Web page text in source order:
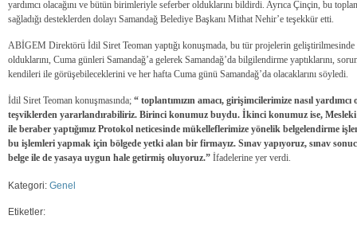
yardımcı olacağını ve bütün birimleriyle seferber olduklarını bildirdi. Ayrıca Çinçin, bu
sağladığı desteklerden dolayı Samandağ Belediye Başkanı Mithat Nehir’e teşekkür etti.
ABİGEM Direktörü İdil Siret Teoman yaptığı konuşmada, bu tür projelerin
olduklarını, Cuma günleri Samandağ’a gelerek Samandağ’da bilgilendirme yaptıklarını,
kendileri ile görüşebileceklerini ve her hafta Cuma günü Samandağ’da olacaklarını söyledi.
İdil Siret Teoman konuşmasında; “ toplantımızın amacı, girişimcilerimize nasıl
teşviklerden yararlandırabiliriz. Birinci konumuz buydu. İkinci konumuz ise,
ile beraber yaptığımız Protokol neticesinde mükelleflerimize yönelik belgelendirme
bu işlemleri yapmak için bölgede yetki alan bir firmayız. Sınav yapıyoruz, sınav
belge ile de yasaya uygun hale getirmiş oluyoruz.” İfadelerine yer verdi.
Kategori: Genel
Etiketler: